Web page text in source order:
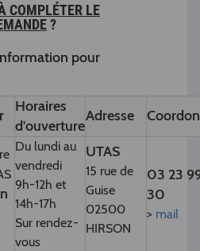
COMPLÉTER LE
?
pour
Horaires
d'ouverture
Adresse
Du lundi au
vendredi
9h-12h et
14h-17h
Sur rendez-
vous
UTAS
15 rue de
Guise
02500
HIRSON
03 23
30
> mail